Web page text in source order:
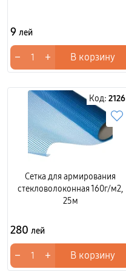
9 лей
− + В корзину
Код: 2126
Сетка для армирования
стекловолоконная 160г/м2,
25м
280 лей
− + В корзину